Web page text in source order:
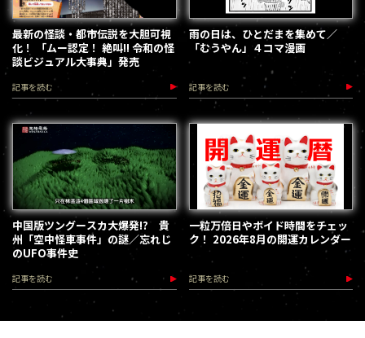
最新の怪談・都市伝説を大胆可視
化！ 「ムー認定！ 絶叫!! 令和の怪
談ビジュアル大事典」発売
記事を読む
雨の日は、ひとだまを集めて／
「むうやん」４コマ漫画
記事を読む
中国版ツングースカ大爆発!? 貴
州「空中怪車事件」の謎／忘れじ
のUFO事件史
記事を読む
一粒万倍日やボイド時間をチェッ
ク！ 2026年8月の開運カレンダー
記事を読む